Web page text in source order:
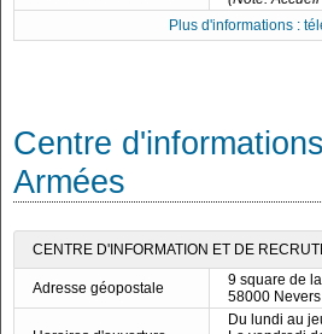
Plus d'informations :
Centre
Armées
CENTRE D'INFORMATION ET DE
Adresse géopostale
9 square de
58000 Nevers
Du lundi au